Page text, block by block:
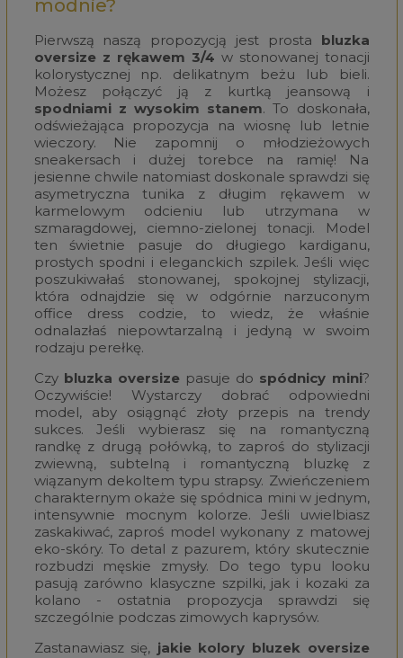
modnie?
Pierwszą naszą propozycją jest prosta bluzka
oversize z rękawem 3/4 w stonowanej tonacji
kolorystycznej np. delikatnym beżu lub bieli.
Możesz połączyć ją z kurtką jeansową i
spodniami z wysokim stanem. To doskonała,
odświeżająca propozycja na wiosnę lub letnie
wieczory. Nie zapomnij o młodzieżowych
sneakersach i dużej torebce na ramię! Na
jesienne chwile natomiast doskonale sprawdzi się
asymetryczna tunika z długim rękawem w
karmelowym odcieniu lub utrzymana w
szmaragdowej, ciemno-zielonej tonacji. Model
ten świetnie pasuje do długiego kardiganu,
prostych spodni i eleganckich szpilek. Jeśli więc
poszukiwałaś stonowanej, spokojnej stylizacji,
która odnajdzie się w odgórnie narzuconym
office dress codzie, to wiedz, że właśnie
odnalazłaś niepowtarzalną i jedyną w swoim
rodzaju perełkę.
Czy bluzka oversizepasuje do spódnicy mini?
Oczywiście! Wystarczy dobrać odpowiedni
model, aby osiągnąć złoty przepis na trendy
sukces. Jeśli wybierasz się na romantyczną
randkę z drugą połówką, to zaproś do stylizacji
zwiewną, subtelną i romantyczną bluzkę z
wiązanym dekoltem typu strapsy. Zwieńczeniem
charakternym okaże się spódnica mini w jednym,
intensywnie mocnym kolorze. Jeśli uwielbiasz
zaskakiwać, zaproś model wykonany z matowej
eko-skóry. To detal z pazurem, który skutecznie
rozbudzi męskie zmysły. Do tego typu looku
pasują zarówno klasyczne szpilki, jak i kozaki za
kolano - ostatnia propozycja sprawdzi się
szczególnie podczas zimowych kaprysów.
Zastanawiasz się, jakie kolory bluzek oversize